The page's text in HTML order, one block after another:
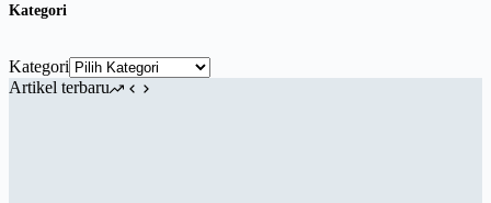
Kategori
Kategori
Artikel terbaru